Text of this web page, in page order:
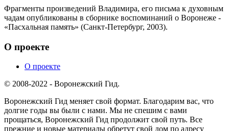
Фрагменты произведений Владимира, его письма к духовным
чадам опубликованы в сборнике воспоминаний о Воронеже -
«Пасхальная память» (Санкт-Петербург, 2003).
О проекте
О проекте
© 2008-2022 - Воронежский Гид.
Воронежский Гид меняет свой формат. Благодарим вас, что
долгие годы вы были с нами. Мы не спешим с вами
прощаться, Воронежский Гид продолжит свой путь. Все
прежние и новые материалы обретут свой дом по адресу